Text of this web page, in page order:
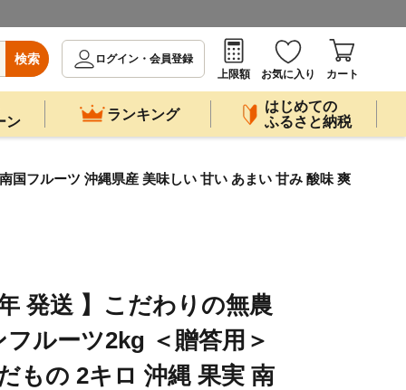
検索
ログイン・会員登録
上限額
お気に入り カート
ン
ランキング
はじめての
ふるさと納税
国フルーツ 沖縄県産 美味しい 甘い あまい 甘み 酸味 爽
発送 】こだわりの無農
ルーツ2kg ＜贈答用＞
もの 2キロ 沖縄 果実 南